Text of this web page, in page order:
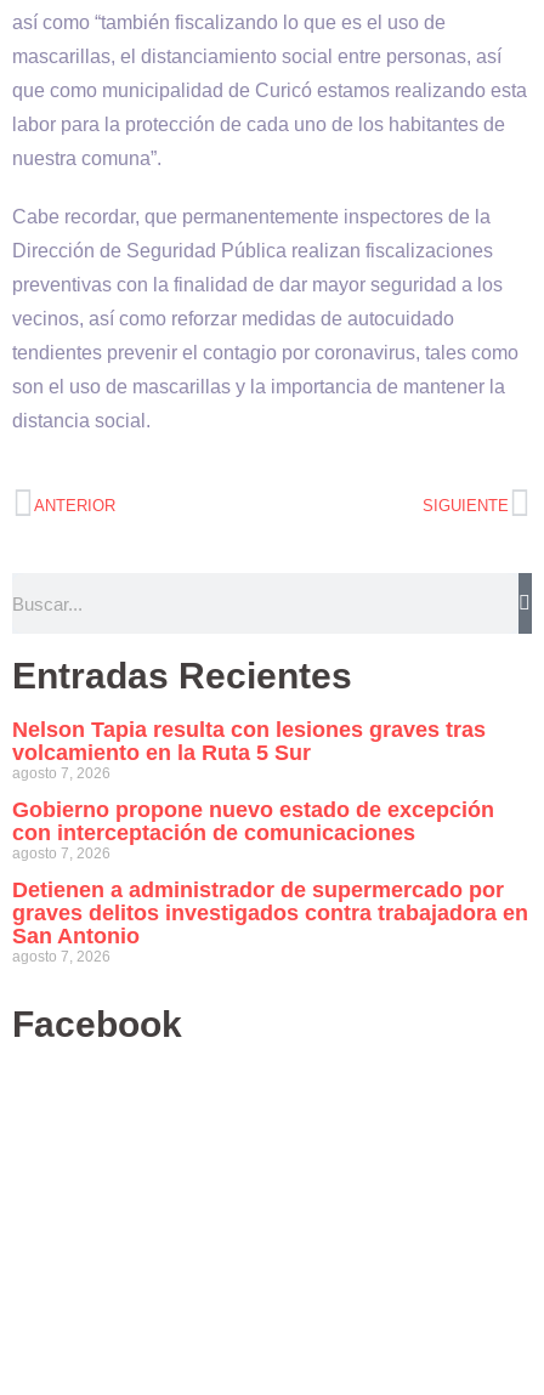
así como “también fiscalizando lo que es el uso de
mascarillas, el distanciamiento social entre personas, así
que como municipalidad de Curicó estamos realizando esta
labor para la protección de cada uno de los habitantes de
nuestra comuna”.
Cabe recordar, que permanentemente inspectores de la
Dirección de Seguridad Pública realizan fiscalizaciones
preventivas con la finalidad de dar mayor seguridad a los
vecinos, así como reforzar medidas de autocuidado
tendientes prevenir el contagio por coronavirus, tales como
son el uso de mascarillas y la importancia de mantener la
distancia social.
ANTERIOR SIGUIENTE
Entradas Recientes
Nelson Tapia resulta con lesiones graves tras
volcamiento en la Ruta 5 Sur
agosto 7, 2026
Gobierno propone nuevo estado de excepción
con interceptación de comunicaciones
agosto 7, 2026
Detienen a administrador de supermercado por
graves delitos investigados contra trabajadora en
San Antonio
agosto 7, 2026
Facebook